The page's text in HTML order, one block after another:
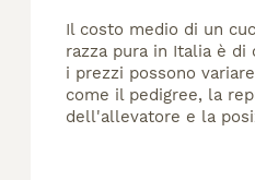
Il costo medio di un
razza pura in Italia è di
i prezzi possono
come il pedigree, la
dell'allevatore e la